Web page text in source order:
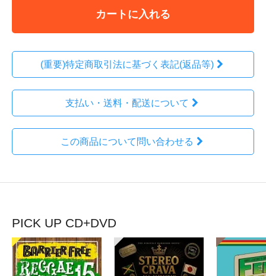
カートに入れる
(重要)特定商取引法に基づく表記(返品等)
支払い・送料・配送について
この商品について問い合わせる
PICK UP CD+DVD